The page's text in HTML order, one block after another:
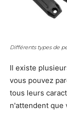
Différents types de
Il existe
vous pouvez
tous leurs
n'attendent que